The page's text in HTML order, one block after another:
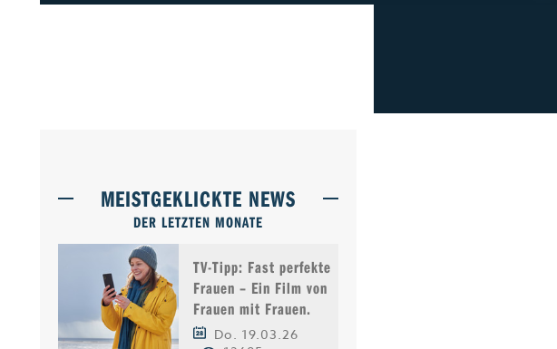
MEISTGEKLICKTE NEWS
DER LETZTEN MONATE
TV-Tipp: Fast perfekte
Frauen – Ein Film von
Frauen mit Frauen.
Do. 19.03.26